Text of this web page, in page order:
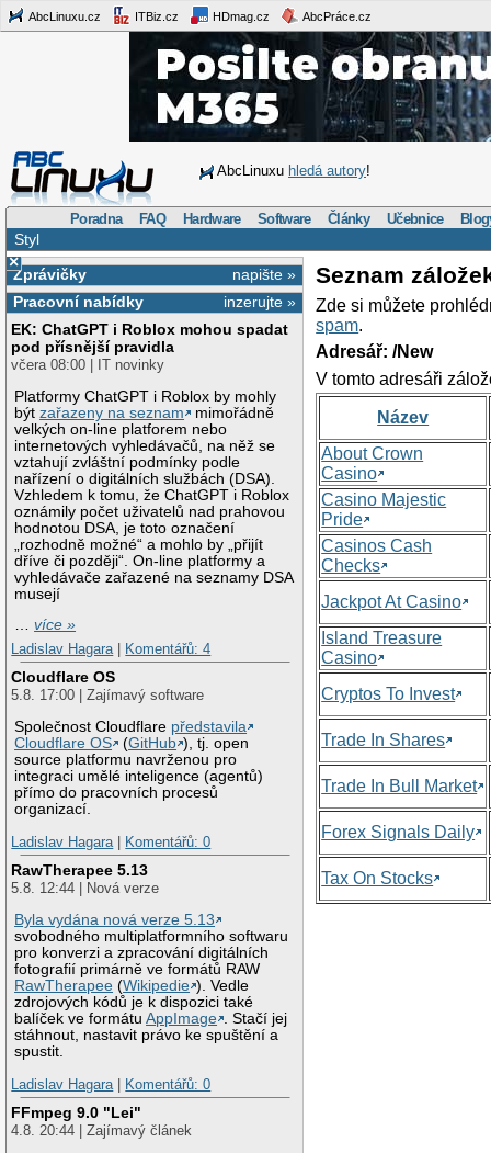
AbcLinuxu.cz ITBiz.cz HDmag.cz AbcPráce.cz
AbcLinuxu hledá autory!
Poradna FAQ Hardware Software Články Učebnice
Styl
×
napište »
Zprávičky
inzerujte »
Pracovní nabídky
EK: ChatGPT i Roblox mohou spadat
pod přísnější pravidla
včera 08:00 | IT novinky
Platformy ChatGPT i Roblox by mohly
býtzařazeny na seznam
mimořádně
velkých on-line platforem nebo
internetových vyhledávačů, na něž se
vztahují zvláštní podmínky podle
nařízení o digitálních službách (DSA).
Vzhledem k tomu, že ChatGPT i Roblox
oznámily počet uživatelů nad prahovou
hodnotou DSA, je toto označení
„rozhodně možné“ a mohlo by „přijít
dříve či později“. On-line platformy a
vyhledávače zařazené na seznamy DSA
musejí
…více »
Ladislav Hagara
Komentářů: 4
Cloudflare OS
5.8. 17:00 | Zajímavý software
Společnost Cloudflare představila
Cloudflare OS
(GitHub ), tj. open
source platformu navrženou pro
integraci umělé inteligence (agentů)
přímo do pracovních procesů
organizací.
Ladislav Hagara
Komentářů: 0
RawTherapee 5.13
5.8. 12:44 | Nová verze
Byla vydána nová verze 5.13
svobodného multiplatformního softwaru
pro konverzi a zpracování digitálních
fotografií primárně ve formátů RAW
RawTherapee (Wikipedie ). Vedle
zdrojových kódů je k dispozici také
balíček ve formátuAppImage . Stačí jej
stáhnout, nastavit právo ke spuštění a
spustit.
Ladislav Hagara
Komentářů: 0
FFmpeg 9.0 "Lei"
4.8. 20:44 | Zajímavý článek
Seznam
Zde si můžete
spam.
Adresář: /New
V tomto adresáři
Název
About Crown
Casino
Casino Majestic
Pride
Casinos Cash
Checks
Jackpot At Casino
Island Treasure
Casino
Cryptos To Invest
Trade In Shares
Trade In Bull Market
Forex Signals Daily
Tax On Stocks